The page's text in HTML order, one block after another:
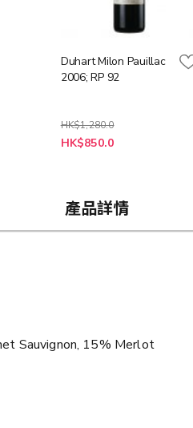
Duhart Milon Pauillac
2006; RP 92
HK$1,280.0
特
HK$850.0
產品詳情
Sauvignon, 15% Merlot